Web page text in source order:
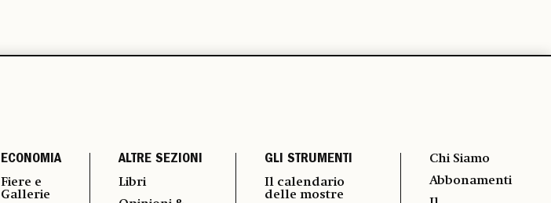
ECONOMIA
Fiere e
Gallerie
ALTRE SEZIONI
Libri
GLI STRUMENTI
Il calendario
delle mostre
Chi Siamo
Abbonamenti